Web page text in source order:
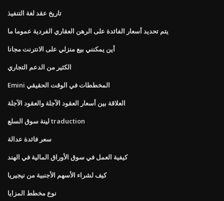
تاريخ عقد لغة التنفيذ
يتم تحديد أسعار الفائدة على الرهن العقاري الفردية عموما ما
أين يمكنني بيع منزلي على الانترنت مجانا
الكثير من الدعم التجاري
Emini المخططات في الوقت الحقيقي
العلاقة بين أسعار العقود الآجلة والعقود الآجلة
لينة سوق السلع traduction
سعر فائدة عدالة
كيفية العمل في سوق الأوراق المالية في الهند
كيف لشراء الأسهم الأجنبية من نيجيريا
نوع مخطط المزايا